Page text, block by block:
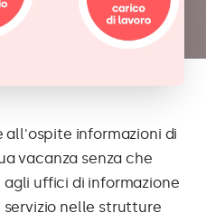
all'ospite informazioni di
vacanza senza che
uffici di informazione
nelle strutture